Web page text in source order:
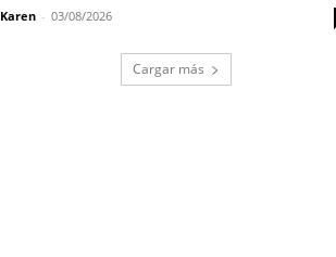
Karen - 03/08/2026
Cargar más